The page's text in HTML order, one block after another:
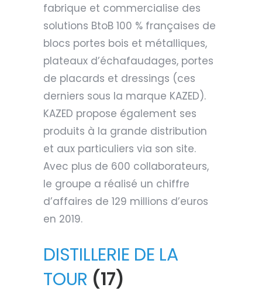
fabrique et commercialise des
solutions BtoB 100 % françaises de
blocs portes bois et métalliques,
plateaux d’échafaudages, portes
de placards et dressings (ces
derniers sous la marque KAZED).
KAZED propose également ses
produits à la grande distribution
et aux particuliers via son site.
Avec plus de 600 collaborateurs,
le groupe a réalisé un chiffre
d’affaires de 129 millions d’euros
en 2019.
DISTILLERIE DE LA
TOUR (17)